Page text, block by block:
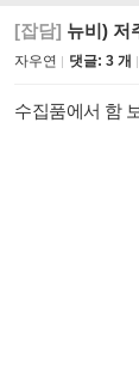
[잡담] 뉴비) 저
자우연 댓글: 3 개
수집품에서 함